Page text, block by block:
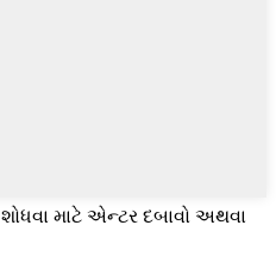
શોધવા માટે એન્ટર દબાવો અથવા